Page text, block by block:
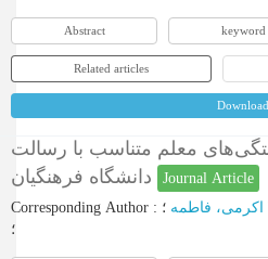
Abstract keyword
Related articles
Download
معلم متناسب با رسالت
Journal Article
Corresponding Author : اکرمی، فاطمه
؛